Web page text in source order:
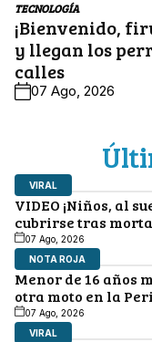
TECNOLOGÍA
¡Bienvenido,
y llegan los
calles
07 Ago, 2026
VIRAL
VIDEO ¡Niños, al
cubrirse tras
07 Ago, 2026
NOTA ROJA
Menor de 16 años
otra moto en la
07 Ago, 2026
VIRAL